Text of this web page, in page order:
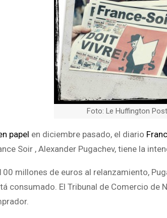
Foto: Le Huffington Post
papel en diciembre pasado, el diario
Soir , Alexander Pugachev, tiene la
millones de euros al relanzamiento,
consumado. El Tribunal de Comercio de